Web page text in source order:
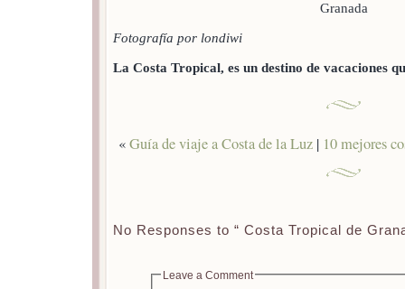
Fotografía por londiwi
La Costa Tropical, es un destino de vacaciones
«Guía de viaje a Costa de la Luz| 10 mejores
No Responses to “ Costa Tropical de
Leave a Comment